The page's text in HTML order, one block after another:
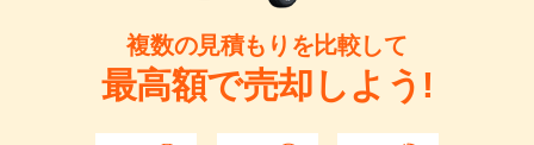
複数の見積もりを比較して
最高額で売却しよう!